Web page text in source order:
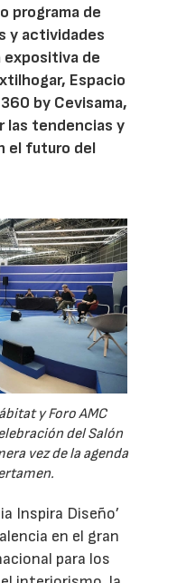
programa de
y actividades
expositiva de
Espacio
by Cevisama,
las tendencias y
el futuro del
y Foro AMC
del Salón
vez de la agenda
Inspira Diseño’
en el gran
para los